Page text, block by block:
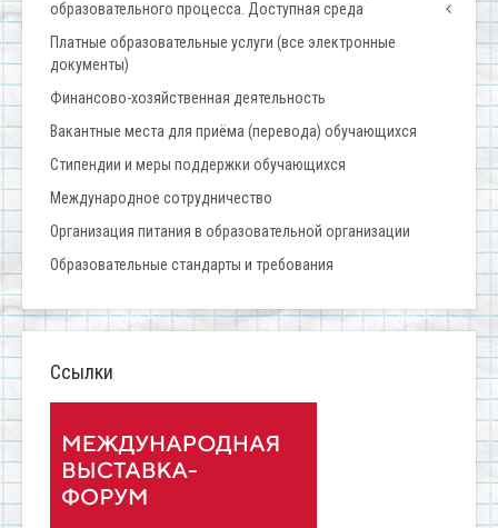
образовательного процесса. Доступная среда
Платные образовательные услуги (все электронные
документы)
Финансово-хозяйственная деятельность
Вакантные места для приёма (перевода) обучающихся
Стипендии и меры поддержки обучающихся
Международное сотрудничество
Организация питания в образовательной организации
Образовательные стандарты и требования
Ссылки